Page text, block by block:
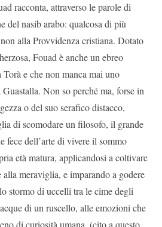
racconta, attraverso le parole di
del nasib arabo: qualcosa di più
alla Provvidenza cristiana. Dotato
Fouad è anche un ebreo
e che non manca mai uno
Non so perché ma, forse in
o del suo serafico distacco,
di scomodare un filosofo, il grande
fece dell’arte di vivere il sommo
età matura, applicandosi a coltivare
meraviglia, e imparando a godere
stormo di uccelli tra le cime degli
di un ruscello, alle emozioni che
di curiosità umana, (cito a questo